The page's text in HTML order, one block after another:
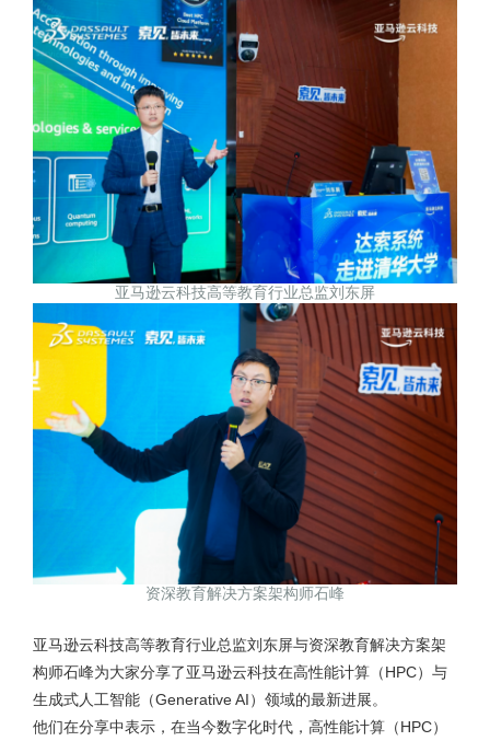
亚马逊云科技高等教育行业总监刘东屏
资深教育解决方案架构师石峰
亚马逊云科技高等教育行业总监刘东屏与资深教育解决方案架
构师石峰为大家分享了亚马逊云科技在高性能计算（HPC）与
生成式人工智能（Generative AI）领域的最新进展。
他们在分享中表示，在当今数字化时代，高性能计算（HPC）